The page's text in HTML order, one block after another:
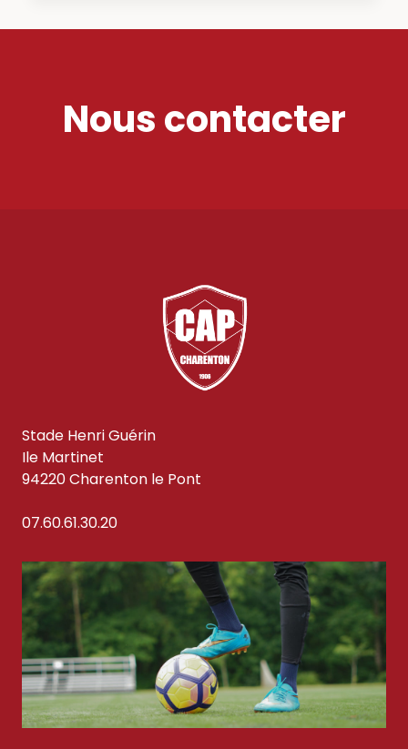
Nous contacter
Stade Henri Guérin
Ile Martinet
94220 Charenton le Pont
07.60.61.30.20